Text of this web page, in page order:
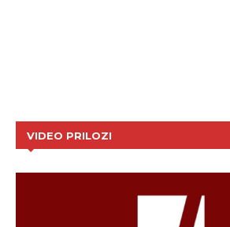
VIDEO PRILOZI